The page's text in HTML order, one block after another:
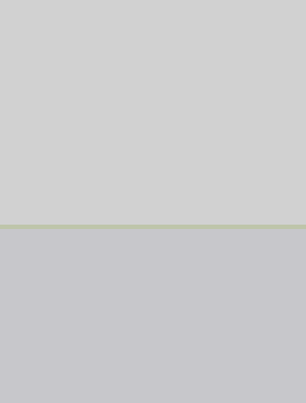
ervaringen met